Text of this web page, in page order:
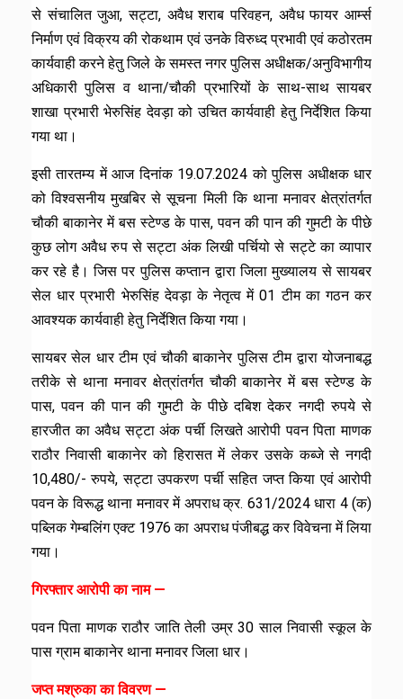
से संचालित जुआ, सट्टा, अवैध शराब परिवहन, अवैध फायर आर्म्स
निर्माण एवं विक्रय की रोकथाम एवं उनके विरुध्द प्रभावी एवं कठोरतम
कार्यवाही करने हेतु जिले के समस्त नगर पुलिस अधीक्षक/अनुविभागीय
अधिकारी पुलिस व थाना/चौकी प्रभारियों के साथ-साथ सायबर
शाखा प्रभारी भेरुसिंह देवड़ा को उचित कार्यवाही हेतु निर्देशित किया
गया था।
इसी तारतम्य में आज दिनांक 19.07.2024 को पुलिस अधीक्षक धार
को विश्वसनीय मुखबिर से सूचना मिली कि थाना मनावर क्षेत्रांतर्गत
चौकी बाकानेर में बस स्टेण्ड के पास, पवन की पान की गुमटी के पीछे
कुछ लोग अवैध रुप से सट्टा अंक लिखी पर्चियो से सट्टे का व्यापार
कर रहे है। जिस पर पुलिस कप्तान द्वारा जिला मुख्यालय से सायबर
सेल धार प्रभारी भेरुसिंह देवड़ा के नेतृत्व में 01 टीम का गठन कर
आवश्यक कार्यवाही हेतु निर्देशित किया गया।
सायबर सेल धार टीम एवं चौकी बाकानेर पुलिस टीम द्वारा योजनाबद्ध
तरीके से थाना मनावर क्षेत्रांतर्गत चौकी बाकानेर में बस स्टेण्ड के
पास, पवन की पान की गुमटी के पीछे दबिश देकर नगदी रुपये से
हारजीत का अवैध सट्टा अंक पर्ची लिखते आरोपी पवन पिता माणक
राठौर निवासी बाकानेर को हिरासत में लेकर उसके कब्जे से नगदी
10,480/- रुपये, सट्टा उपकरण पर्ची सहित जप्त किया एवं आरोपी
पवन के विरूद्ध थाना मनावर में अपराध क्र. 631/2024 धारा 4 (क)
पब्लिक गेम्बलिंग एक्ट 1976 का अपराध पंजीबद्ध कर विवेचना में लिया
गया।
गिरफ्तार आरोपी का नाम —
पवन पिता माणक राठौर जाति तेली उम्र 30 साल निवासी स्कूल के
पास ग्राम बाकानेर थाना मनावर जिला धार।
जप्त मश्रुका का विवरण —